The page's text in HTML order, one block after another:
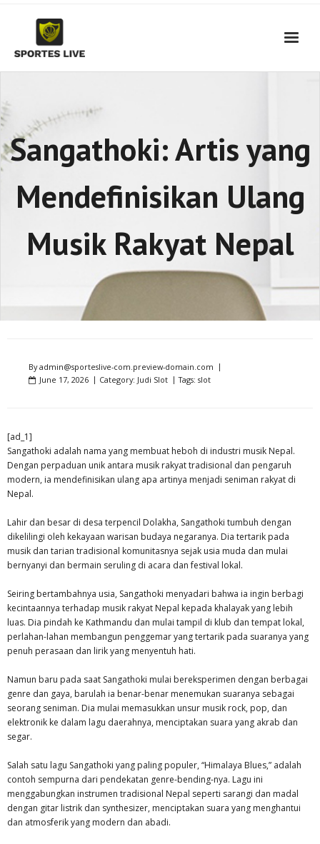
Sangathoki: Artis yang
Mendefinisikan Ulang
Musik Rakyat Nepal
Byadmin@sporteslive-com.preview-domain.com
June 17, 2026
Category: Judi Slot Tags: slot
[ad_1]
Sangathoki adalah nama yang membuat heboh di industri musik Nepal.
Dengan perpaduan unik antara musik rakyat tradisional dan pengaruh
modern, ia mendefinisikan ulang apa artinya menjadi seniman rakyat di
Nepal.
Lahir dan besar di desa terpencil Dolakha, Sangathoki tumbuh dengan
dikelilingi oleh kekayaan warisan budaya negaranya. Dia tertarik pada
musik dan tarian tradisional komunitasnya sejak usia muda dan mulai
bernyanyi dan bermain seruling di acara dan festival lokal.
Seiring bertambahnya usia, Sangathoki menyadari bahwa ia ingin berbagi
kecintaannya terhadap musik rakyat Nepal kepada khalayak yang lebih
luas. Dia pindah ke Kathmandu dan mulai tampil di klub dan tempat lokal,
perlahan-lahan membangun penggemar yang tertarik pada suaranya yang
penuh perasaan dan lirik yang menyentuh hati.
Namun baru pada saat Sangathoki mulai bereksperimen dengan berbagai
genre dan gaya, barulah ia benar-benar menemukan suaranya sebagai
seorang seniman. Dia mulai memasukkan unsur musik rock, pop, dan
elektronik ke dalam lagu daerahnya, menciptakan suara yang akrab dan
segar.
Salah satu lagu Sangathoki yang paling populer, “Himalaya Blues,” adalah
contoh sempurna dari pendekatan genre-bending-nya. Lagu ini
menggabungkan instrumen tradisional Nepal seperti sarangi dan madal
dengan gitar listrik dan synthesizer, menciptakan suara yang menghantui
dan atmosferik yang modern dan abadi.